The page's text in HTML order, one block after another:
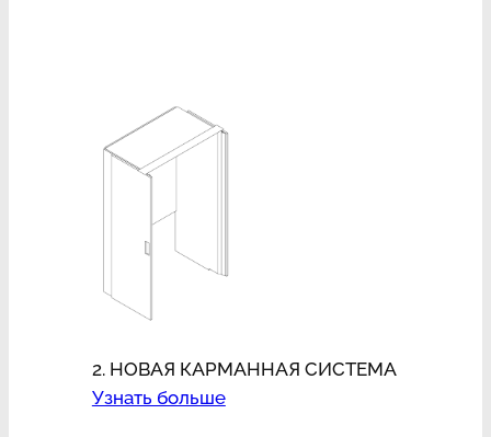
2. НОВАЯ КАРМАННАЯ СИСТЕМА
Узнать больше